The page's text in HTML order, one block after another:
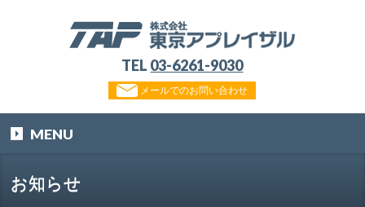
TEL 03-6261-9030
メールでのお問い合わせ
MENU
お知らせ